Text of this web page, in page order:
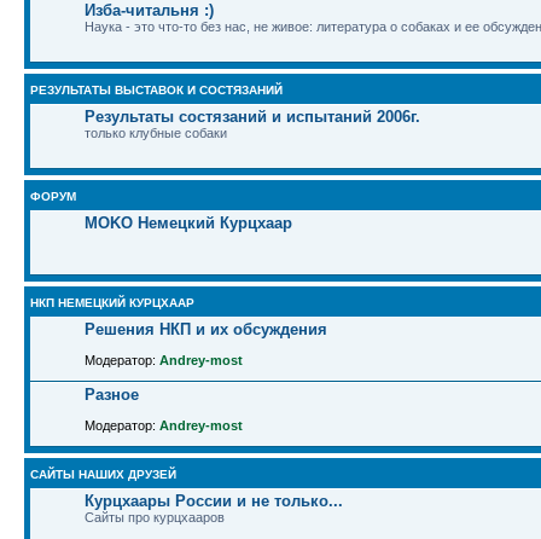
Изба-читальня :)
Наука - это что-то без нас, не живое: литература о собаках и ее
РЕЗУЛЬТАТЫ ВЫСТАВОК И СОСТЯЗАНИЙ
Результаты состязаний и испытаний 2006г.
только клубные собаки
ФОРУМ
MOKO Немецкий Курцхаар
НКП НЕМЕЦКИЙ КУРЦХААР
Решения НКП и их обсуждения
Модератор: Andrey-most
Разное
Модератор: Andrey-most
САЙТЫ НАШИХ ДРУЗЕЙ
Курцхаары России и не только...
Сайты про курцхааров